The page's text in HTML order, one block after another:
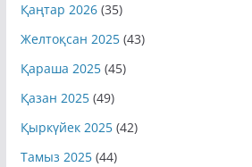
Қаңтар 2026(35)
Желтоқсан 2025(43)
Қараша 2025(45)
Қазан 2025(49)
Қыркүйек 2025(42)
Тамыз 2025(44)